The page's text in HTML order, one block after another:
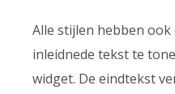
Alle stijlen hebben
inleidnede tekst te
widget. De eindtekst